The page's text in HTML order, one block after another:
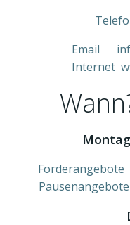
Email
Internet